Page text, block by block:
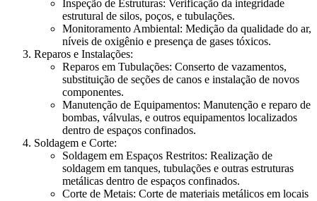
Inspeção de Estruturas: Verificação da integridade
estrutural de silos, poços, e tubulações.
Monitoramento Ambiental: Medição da qualidade do ar,
níveis de oxigênio e presença de gases tóxicos.
Reparos e Instalações:
Reparos em Tubulações: Conserto de vazamentos,
substituição de seções de canos e instalação de novos
componentes.
Manutenção de Equipamentos: Manutenção e reparo de
bombas, válvulas, e outros equipamentos localizados
dentro de espaços confinados.
Soldagem e Corte:
Soldagem em Espaços Restritos: Realização de
soldagem em tanques, tubulações e outras estruturas
metálicas dentro de espaços confinados.
Corte de Metais: Corte de materiais metálicos em locais